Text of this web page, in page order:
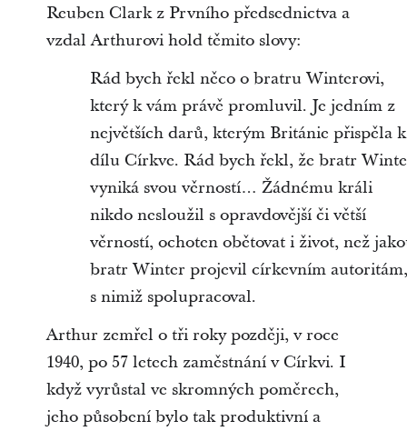
Reuben Clark z Prvního předsednictva a
vzdal Arthurovi hold těmito slovy:
Rád bych řekl něco o bratru Winterovi,
který k vám právě promluvil. Je jedním z
největších darů, kterým Británie přispěla k
dílu Církve. Rád bych řekl, že bratr
vyniká svou věrností… Žádnému králi
nikdo nesloužil s opravdovější či větší
věrností, ochoten obětovat i život, než
bratr Winter projevil církevním autoritám,
s nimiž spolupracoval.
Arthur zemřel o tři roky později, v roce
1940, po 57 letech zaměstnání v Církvi. I
když vyrůstal ve skromných poměrech,
jeho působení bylo tak produktivní a